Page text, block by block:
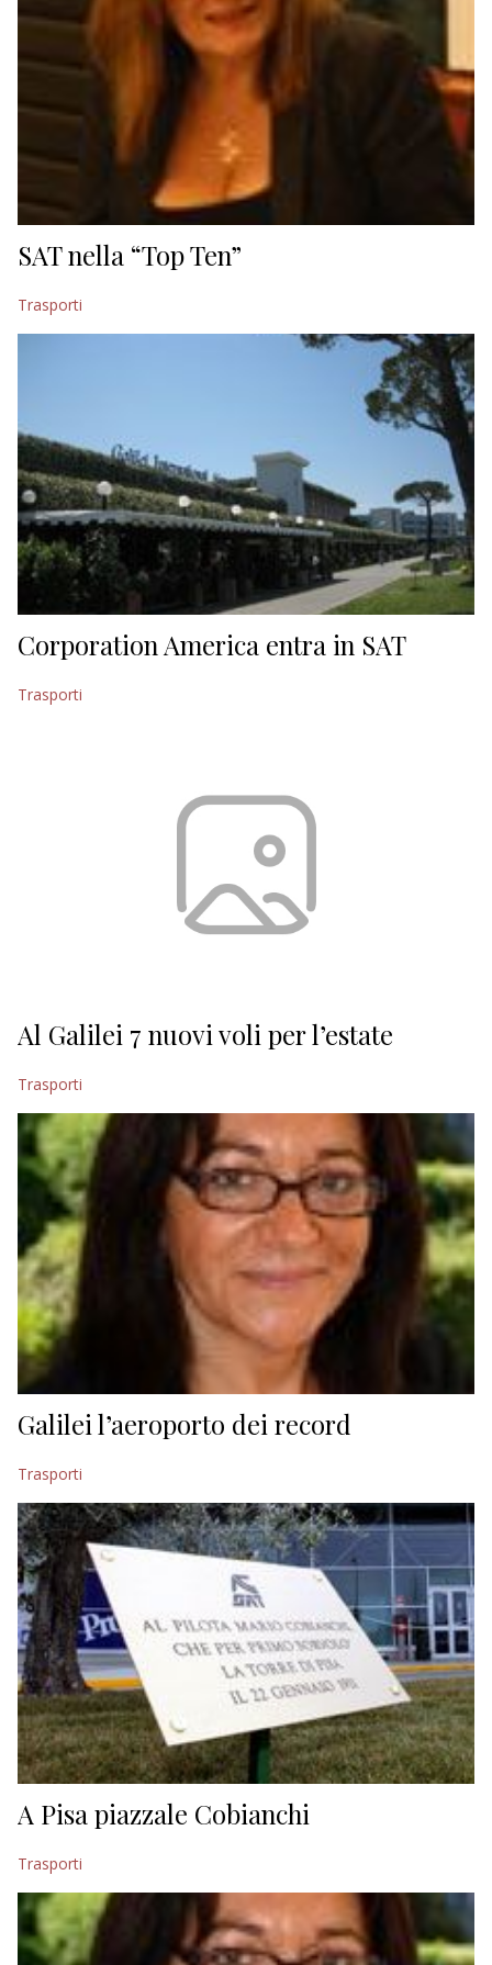
SAT nella “Top Ten”
Trasporti
Corporation America entra in SAT
Trasporti
Al Galilei 7 nuovi voli per l’estate
Trasporti
Galilei l’aeroporto dei record
Trasporti
A Pisa piazzale Cobianchi
Trasporti